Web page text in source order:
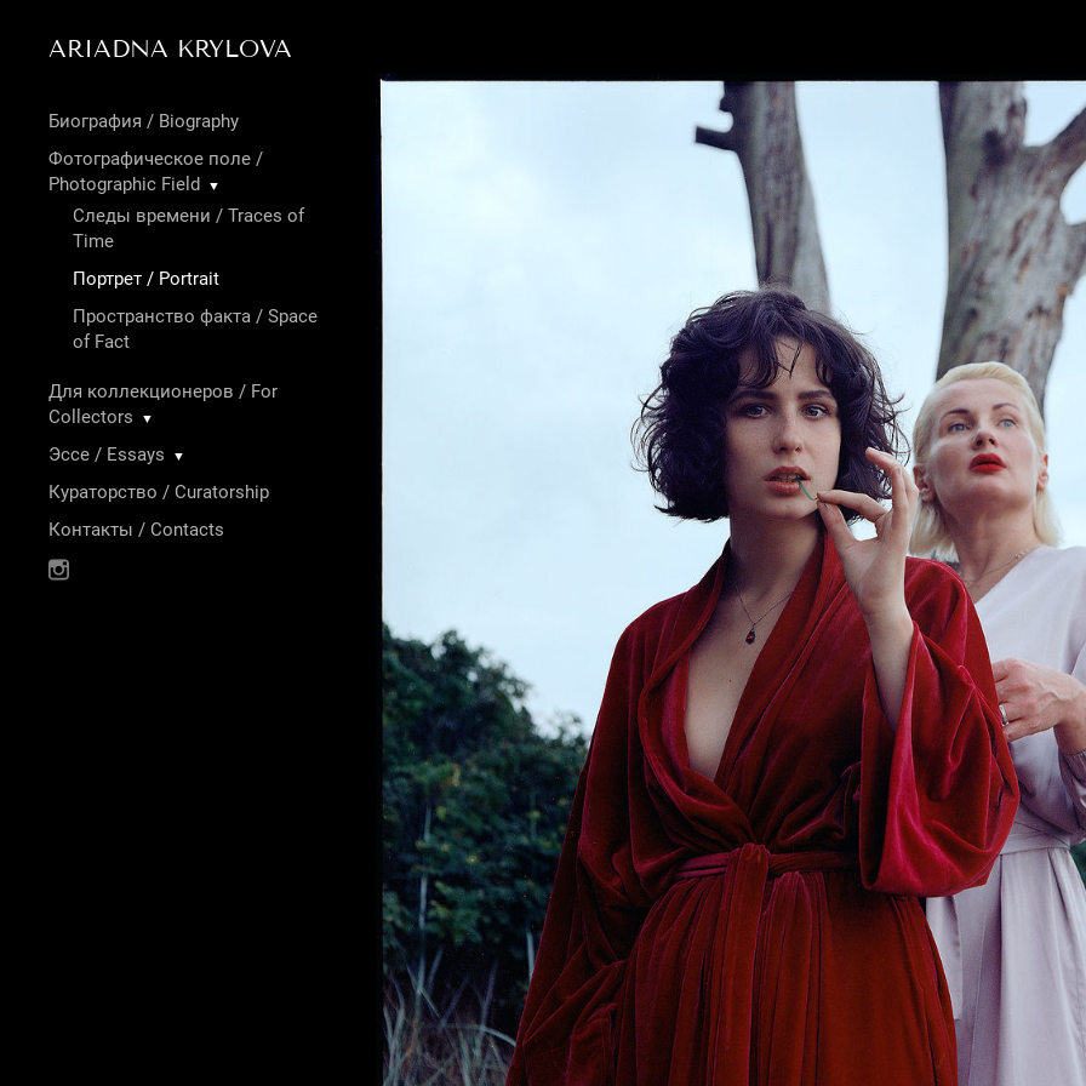
ARIADNA KRYLOVA
Биография / Biography
Фотографическое поле /
Photographic Field
▼
Следы времени / Traces of
Time
Портрет / Portrait
Пространство факта / Space
of Fact
Для коллекционеров / For
Collectors
▼
Эссе / Essays ▼
Кураторство / Curatorship
Контакты / Contacts